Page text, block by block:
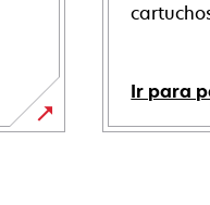
Ir para